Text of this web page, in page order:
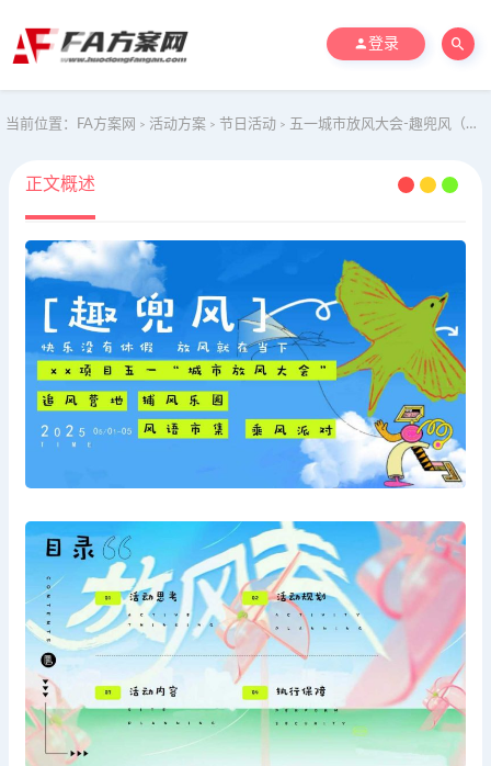
登录
当前位置： FA方案网 > 活动方案 > 节日活动 > 五一城市放风大会-趣兜风（春季风筝节，五一市集，捕风游园会）
正文概述